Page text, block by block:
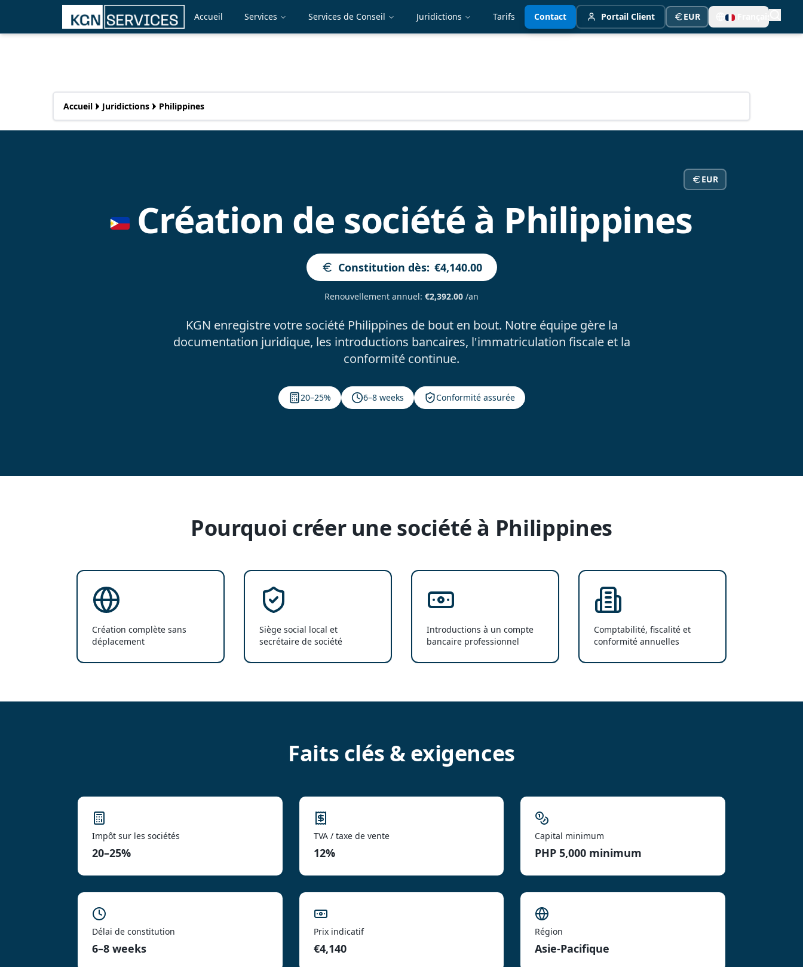
Accueil Services Services de Conseil Juridictions Tarifs Contact Portail Client EUR
Accueil Juridictions Philippines
EUR
Création de société à Philippines
Constitution dès: €4,140.00
Renouvellement annuel: €2,392.00 /an
KGN enregistre votre société Philippines de bout en bout. Notre équipe gère la
documentation juridique, les introductions bancaires, l'immatriculation fiscale et la
conformité continue.
20–25% 6–8 weeks Conformité assurée
Pourquoi créer une société à Philippines
Création complète sans
déplacement
Siège social local et
secrétaire de société
Introductions à un compte
bancaire professionnel
Comptabilité, fiscalité et
conformité annuelles
Faits clés & exigences
Impôt sur les sociétés
20–25%
TVA / taxe de vente
12%
Capital minimum
PHP 5,000 minimum
Délai de constitution
6–8 weeks
Prix indicatif
€4,140
Région
Asie-Pacifique